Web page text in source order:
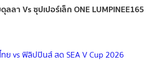
า Vs ซุปเปอร์เล็ก ONE LUMPINEE165